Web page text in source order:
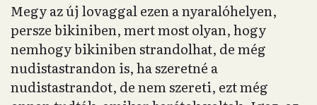
Megy az új lovaggal ezen a nyaralóhelyen,
persze bikiniben, mert most olyan, hogy
nemhogy bikiniben strandolhat, de még
nudistastrandon is, ha szeretné a
nudistastrandot, de nem szereti, ezt még